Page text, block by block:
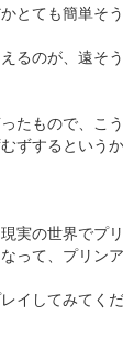
とても簡単そ
るのが、遠そ
たもので、こう
ずするという
実の世界でプ
って、プリン
イしてみてくだ